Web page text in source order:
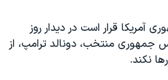
آمریکا قرار است در دیدار روز
جمهوری منتخب، دونالد ترامپ، از
نکند.